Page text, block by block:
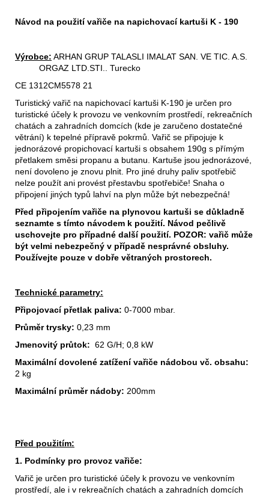
Návod na použití vařiče na napichovací kartuši K - 190
Výrobce: ARHAN GRUP TALASLI IMALAT SAN. VE TIC. A.S.
ORGAZ LTD.STI.. Turecko
CE 1312CM5578 21
Turistický vařič na napichovací kartuši K-190 je určen pro
turistické účely k provozu ve venkovním prostředí, rekreačních
chatách a zahradních domcích (kde je zaručeno dostatečné
větrání) k tepelné přípravě pokrmů. Vařič se připojuje k
jednorázové propichovací kartuši s obsahem 190g s přímým
přetlakem směsi propanu a butanu. Kartuše jsou jednorázové,
není dovoleno je znovu plnit. Pro jiné druhy paliv spotřebič
nelze použít ani provést přestavbu spotřebiče! Snaha o
připojení jiných typů lahví na plyn může být nebezpečná!
Před připojením vařiče na plynovou kartuši se důkladně
seznamte s tímto návodem k použití. Návod pečlivě
uschovejte pro případné další použití. POZOR: vařič může
být velmi nebezpečný v případě nesprávné obsluhy.
Používejte pouze v dobře větraných prostorech.
Technické parametry:
Připojovací přetlak paliva: 0-7000 mbar.
Průměr trysky: 0,23 mm
Jmenovitý průtok: 62 G/H; 0,8 kW
Maximální dovolené zatížení vařiče nádobou vč. obsahu:
2 kg
Maximální průměr nádoby: 200mm
Před použitím:
1. Podmínky pro provoz vařiče:
Vařič je určen pro turistické účely k provozu ve venkovním
prostředí, ale i v rekreačních chatách a zahradních domcích